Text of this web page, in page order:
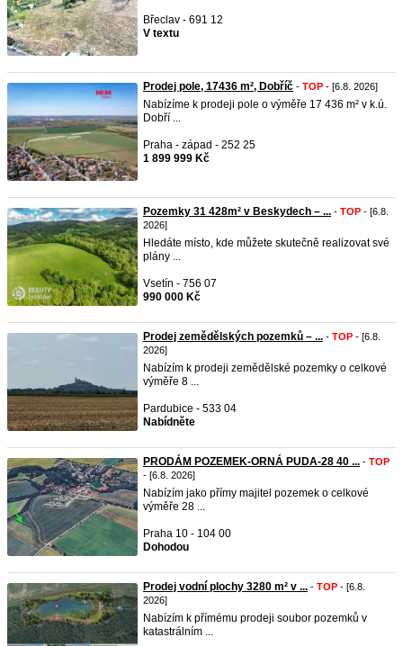
Břeclav - 691 12
V textu
Prodej pole, 17436 m², Dobříč - TOP - [6.8. 2026]
Nabízíme k prodeji pole o výměře 17 436 m² v k.ú.
Dobří ...
Praha - západ - 252 25
1 899 999 Kč
Pozemky 31 428m² v Beskydech – ... - TOP - [6.8.
2026]
Hledáte místo, kde můžete skutečně realizovat své
plány ...
Vsetín - 756 07
990 000 Kč
Prodej zemědělských pozemků – ... - TOP - [6.8.
2026]
Nabízím k prodeji zemědělské pozemky o celkové
výměře 8 ...
Pardubice - 533 04
Nabídněte
PRODÁM POZEMEK-ORNÁ PUDA-28 40 ... - TOP
- [6.8. 2026]
Nabízím jako přímy majitel pozemek o celkové
výměře 28 ...
Praha 10 - 104 00
Dohodou
Prodej vodní plochy 3280 m² v ... - TOP - [6.8.
2026]
Nabízím k přímému prodeji soubor pozemků v
katastrálním ...